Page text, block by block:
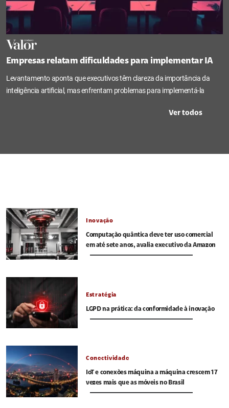
Empresas relatam dificuldades para implementar IA
Levantamento aponta que executivos têm clareza da importância da
inteligência artificial, mas enfrentam problemas para implementá-la
Ver todos
Inovação
Computação quântica deve ter uso comercial
em até sete anos, avalia executivo da Amazon
Estratégia
LGPD na prática: da conformidade à inovação
Conectividade
IoT e conexões máquina a máquina crescem 17
vezes mais que as móveis no Brasil